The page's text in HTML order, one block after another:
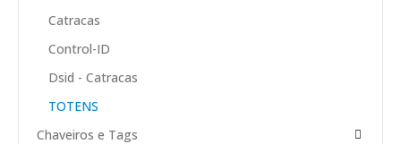
Catracas
Control-ID
Dsid - Catracas
TOTENS
Chaveiros e Tags